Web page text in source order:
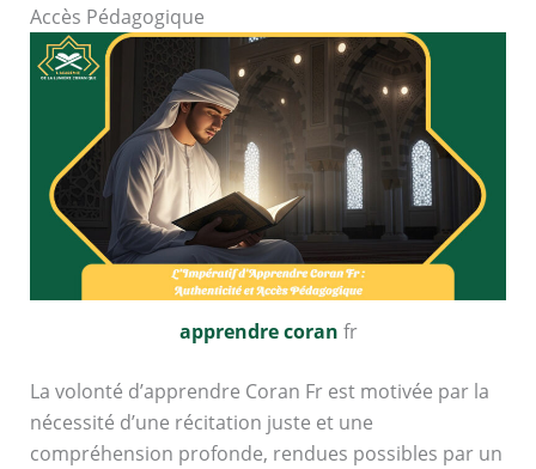
Accès Pédagogique
apprendre coran fr
La volonté d’apprendre Coran Fr est motivée par la
nécessité d’une récitation juste et une
compréhension profonde, rendues possibles par un